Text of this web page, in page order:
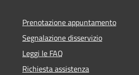
Prenotazione appuntamento
Segnalazione disservizio
Leggi le FAQ
Richiesta assistenza